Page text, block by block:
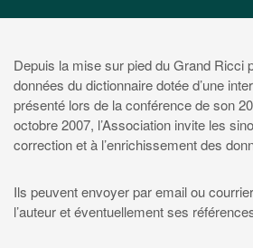
Depuis la mise sur pied du Grand Ricci
données du dictionnaire dotée d’une
présenté lors de la conférence de son
octobre 2007, l’Association invite les
correction et à l’enrichissement des
Ils peuvent envoyer par email ou
l’auteur et éventuellement ses